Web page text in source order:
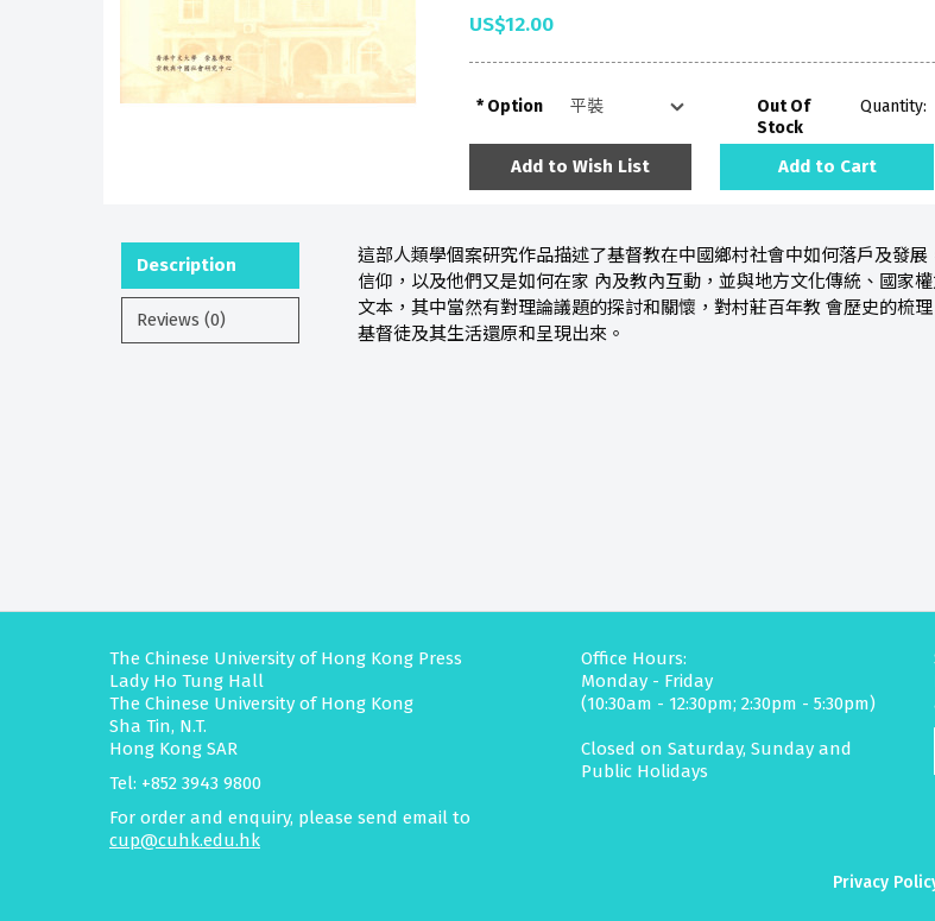
US$12.00
Option
Out Of
Stock
Quantity:
Add to Wish List Add to Cart
Description
Reviews (0)
這部人類學個案研究作品描述了基督教在中國鄉村社會中如何落戶及發
信仰，以及他們又是如何在家 內及教內互動，並與地方文化傳統、國家
文本，其中當然有對理論議題的探討和關懷，對村莊百年教 會歷史的梳
基督徒及其生活還原和呈現出來。
The Chinese University of Hong Kong Press
Lady Ho Tung Hall
The Chinese University of Hong Kong
Sha Tin, N.T.
Hong Kong SAR
Tel: +852 3943 9800
For order and enquiry, please send email to
cup@cuhk.edu.hk
Office Hours:
Monday - Friday
(10:30am - 12:30pm; 2:30pm - 5:30pm)
Closed on Saturday, Sunday and
Public Holidays
Privacy